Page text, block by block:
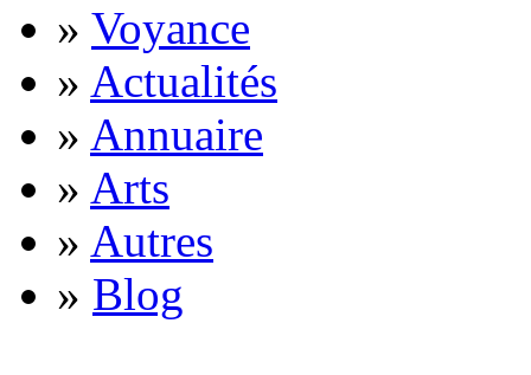
» Voyance
» Actualités
» Annuaire
» Arts
» Autres
» Blog